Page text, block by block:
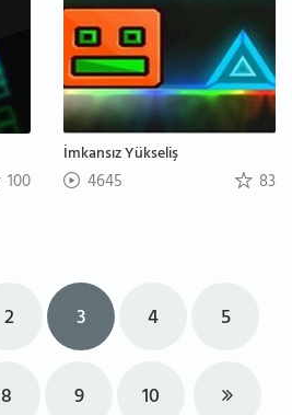
100
İmkansız Yükseliş
4645 83
2 3 4 5
8 9 10